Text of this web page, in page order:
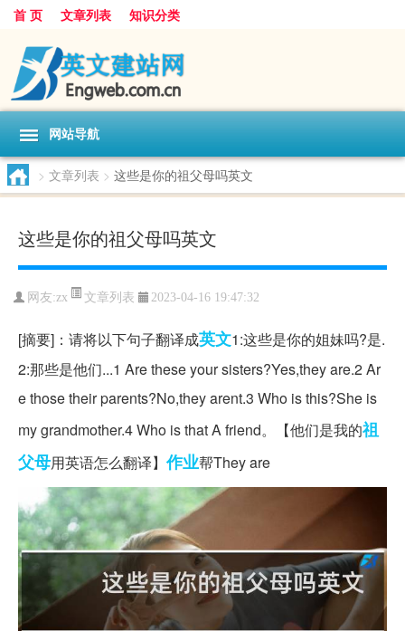
首 页 文章列表 知识分类
网站导航
> 文章列表 > 这些是你的祖父母吗英文
这些是你的祖父母吗英文
网友:zx 文章列表 2023-04-16 19:47:32
[摘要]：请将以下句子翻译成英文1:这些是你的姐妹吗?是.
2:那些是他们...1 Are these your sisters?Yes,they are.2 Ar
e those their parents?No,they arent.3 Who is this?She is
my grandmother.4 Who is that A friend。【他们是我的祖
父母用英语怎么翻译】作业帮They are